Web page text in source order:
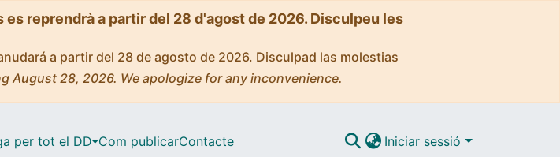
reprendrà a partir del 28 d'agost de 2026. Disculpeu les
a partir del 28 de agosto de 2026. Disculpad las molestias
August 28, 2026. We apologize for any inconvenience.
per tot el DD Com publicarContacte Iniciar sessió